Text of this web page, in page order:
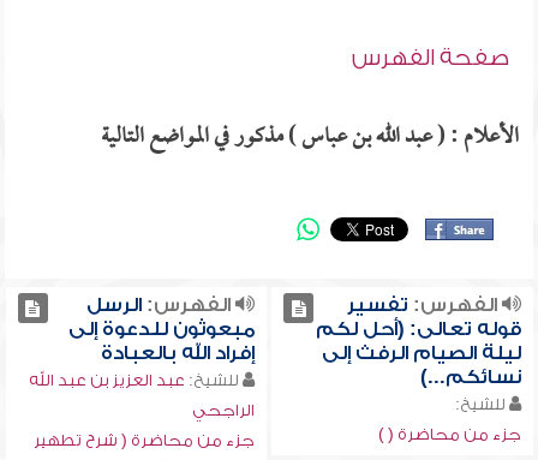
صفحة الفهرس
الأعلام : ( عبد الله بن عباس ) مذكور في المواضع التالية
الفهرس: تفسير
قوله تعالى: (أحل لكم
ليلة الصيام الرفث إلى
نسائكم...)
للشيخ:
جزء من محاضرة ( )
الفهرس:الرسل
مبعوثون للدعوة إلى
إفراد الله بالعبادة
للشيخ: عبد العزيز بن عبد الله
الراجحي
جزء من محاضرة ( شرح تطهير